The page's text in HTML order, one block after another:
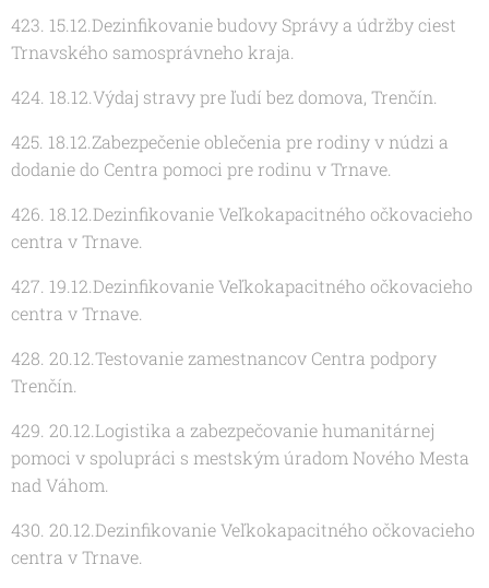
423. 15.12.Dezinfikovanie budovy Správy a údržby ciest
Trnavského samosprávneho kraja.
424. 18.12.Výdaj stravy pre ľudí bez domova, Trenčín.
425. 18.12.Zabezpečenie oblečenia pre rodiny v núdzi a
dodanie do Centra pomoci pre rodinu v Trnave.
426. 18.12.Dezinfikovanie Veľkokapacitného očkovacieho
centra v Trnave.
427. 19.12.Dezinfikovanie Veľkokapacitného očkovacieho
centra v Trnave.
428. 20.12.Testovanie zamestnancov Centra podpory
Trenčín.
429. 20.12.Logistika a zabezpečovanie humanitárnej
pomoci v spolupráci s mestským úradom Nového Mesta
nad Váhom.
430. 20.12.Dezinfikovanie Veľkokapacitného očkovacieho
centra v Trnave.